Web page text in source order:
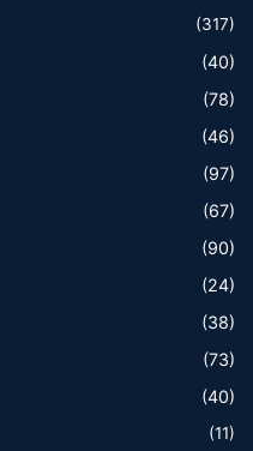
(317)
(40)
(78)
(46)
(97)
(67)
(90)
(24)
(38)
(73)
(40)
(11)